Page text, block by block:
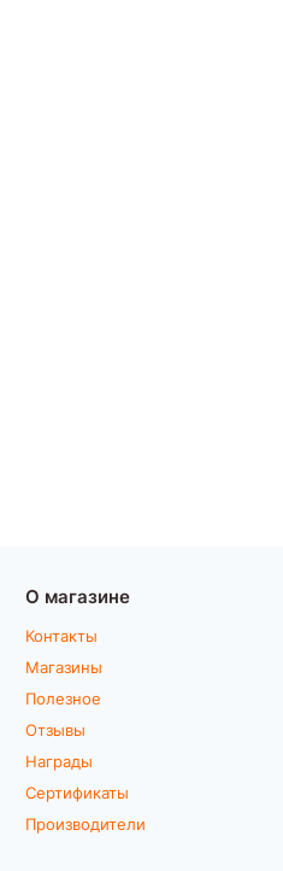
О магазине
Контакты
Магазины
Полезное
Отзывы
Награды
Сертификаты
Производители